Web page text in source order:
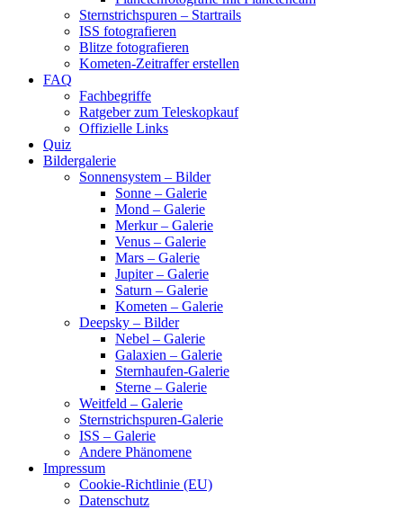
Sternstrichspuren – Startrails
ISS fotografieren
Blitze fotografieren
Kometen-Zeitraffer erstellen
FAQ
Fachbegriffe
Ratgeber zum Teleskopkauf
Offizielle Links
Quiz
Bildergalerie
Sonnensystem – Bilder
Sonne – Galerie
Mond – Galerie
Merkur – Galerie
Venus – Galerie
Mars – Galerie
Jupiter – Galerie
Saturn – Galerie
Kometen – Galerie
Deepsky – Bilder
Nebel – Galerie
Galaxien – Galerie
Sternhaufen-Galerie
Sterne – Galerie
Weitfeld – Galerie
Sternstrichspuren-Galerie
ISS – Galerie
Andere Phänomene
Impressum
Cookie-Richtlinie (EU)
Datenschutz